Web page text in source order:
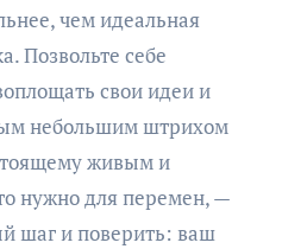
чем идеальная
Позвольте себе
свои идеи и
небольшим штрихом
живым и
нужно для перемен, —
шаг и поверить: ваш